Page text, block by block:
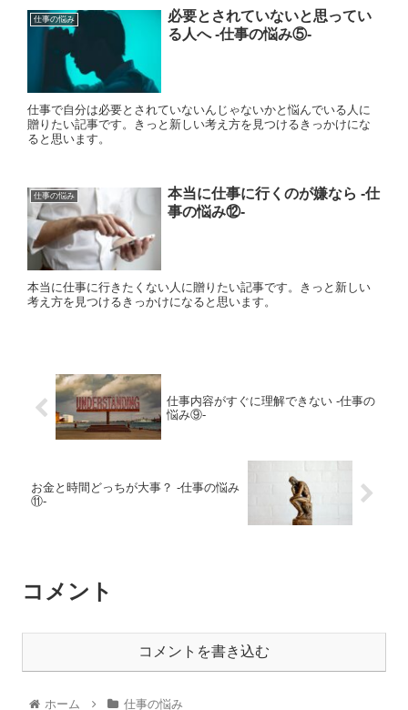
仕事の悩み
必要とされていないと思ってい
る人へ ‐仕事の悩み⑤‐
仕事で自分は必要とされていないんじゃないかと悩んでいる人に
贈りたい記事です。きっと新しい考え方を見つけるきっかけにな
ると思います。
仕事の悩み
本当に仕事に行くのが嫌なら ‐仕
事の悩み⑫‐
本当に仕事に行きたくない人に贈りたい記事です。きっと新しい
考え方を見つけるきっかけになると思います。
仕事内容がすぐに理解できない ‐仕事の
悩み⑨‐
お金と時間どっちが大事？ ‐仕事の悩み
⑪‐
コメント
コメントを書き込む
ホーム 仕事の悩み